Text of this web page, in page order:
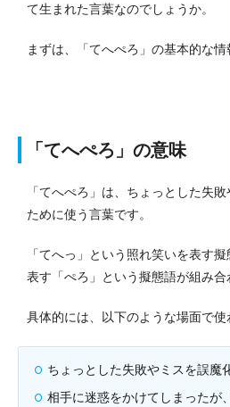
て生まれた言葉なのでしょうか。
まずは、「てへぺろ」の基本的な情
「てへぺろ」の意味
「てへぺろ」は、ちょっとした失
ために使う言葉です。
「てへっ」という照れ笑いを表す
表す「ぺろ」という擬態語が組み合
具体的には、以下のような場面で使
ちょっとした失敗やミスを誤魔
相手に迷惑をかけてしまったが